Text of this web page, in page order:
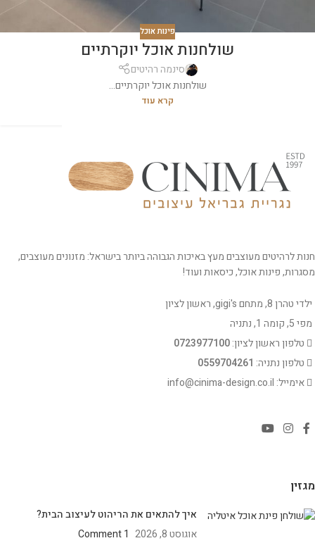
פינות אוכל
שולחנות אוכל יוקרתיים
סינמה רהיטים
שולחנות אוכל יוקרתיים...
קרא עוד
חנות לרהיטים מעוצבים מעץ באיכות הגבוהה ביותר בישראל: מזנונים מעוצבים,
מסגרות, פינות אוכל, כיסאות ועוד!
ילדי טהרן 8, מתחם gigi's, ראשון לציון
מפי 5, קומה 1, נתניה
טלפון ראשון לציון:0723977100
טלפון נתניה: 0559704261
אימייל: info@cinima-design.co.il
מגזין
איך להתאים את הריהוט לעיצוב הבית?
אוגוסט 8, 2026
1 Comment